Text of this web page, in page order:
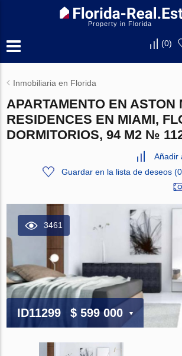
Property in Florida
(0)
Inmobiliaria en Florida
APARTAMENTO EN ASTON
RESIDENCES EN MIAMI,
DORMITORIOS, 94 M2 №
Añadir
Guardar en la lista de deseos(0
3461
ID11299 $ 599 000